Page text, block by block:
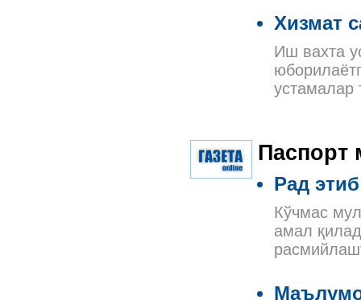
Хизмат
Иш вахта
устамалар
Паспорт
Рад
Кўчмас
амал